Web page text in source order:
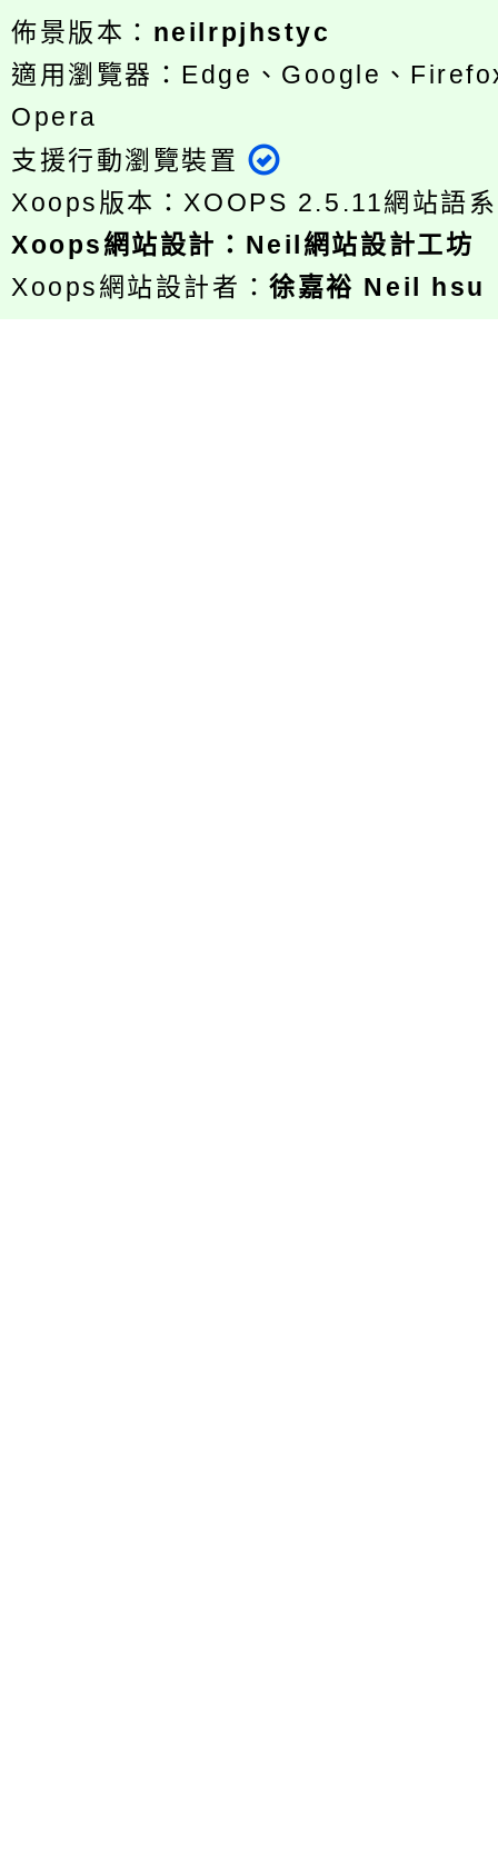
佈景版本： neilrpjhstyc
適用瀏覽器：Edge、Google、
Opera
支援行動瀏覽裝置
Xoops版本： XOOPS 2.5.11網站語
Xoops網站設計 ： Neil網站設計工坊
Xoops網站設計者：徐嘉裕 Neil hsu